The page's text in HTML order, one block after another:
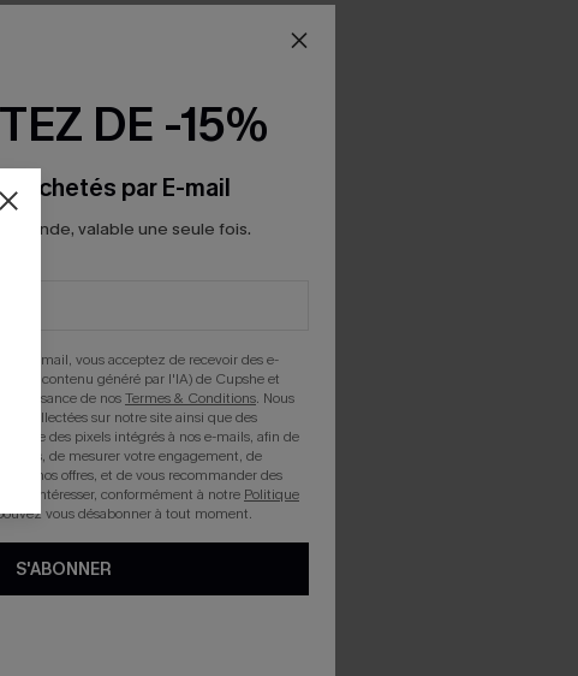
DE -15%
2 Achetés par E-mail
valable une seule fois.
e-mail, vous acceptez de recevoir des e-
du contenu généré par l'IA) de Cupshe et
de nosTermes & Conditions. Nous
collectées sur notre site ainsi que des
que des pixels intégrés à nos e-mails, afin de
de mesurer votre engagement, de
et nos offres, et de vous recommander des
vous intéresser, conformément à notre Politique
vous désabonner à tout moment.
S'ABONNER